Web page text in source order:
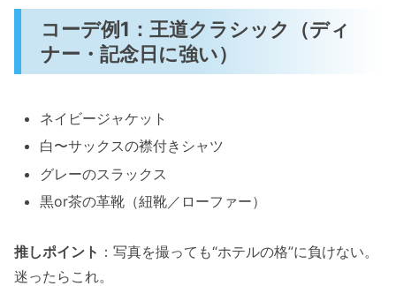
コーデ例1：王道クラシック（ディ
ナー・記念日に強い）
ネイビージャケット
白〜サックスの襟付きシャツ
グレーのスラックス
黒or茶の革靴（紐靴／ローファー）
推しポイント ：写真を撮っても“ホテルの格”に負けない。
迷ったらこれ。